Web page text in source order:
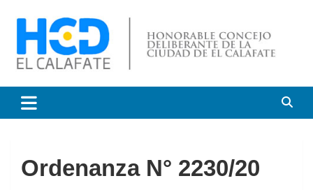
Honorable Concejo
Deliberante de El Calafate
Ordenanza N° 2230/20